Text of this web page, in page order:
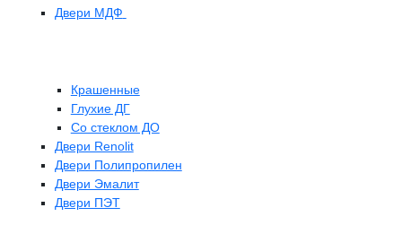
Двери МДФ
Крашенные
Глухие ДГ
Со стеклом ДО
Двери Renolit
Двери Полипропилен
Двери Эмалит
Двери ПЭТ